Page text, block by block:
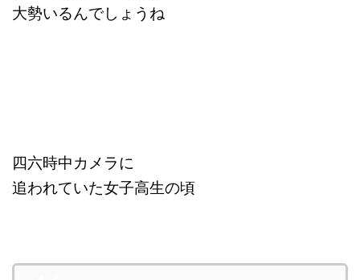
大勢いるんでしょうね
四六時中カメラに
追われていた女子高生の頃